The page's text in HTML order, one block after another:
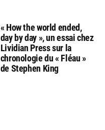
« How the world ended,
day by day », un essai chez
Lividian Press sur la
chronologie du « Fléau »
de Stephen King